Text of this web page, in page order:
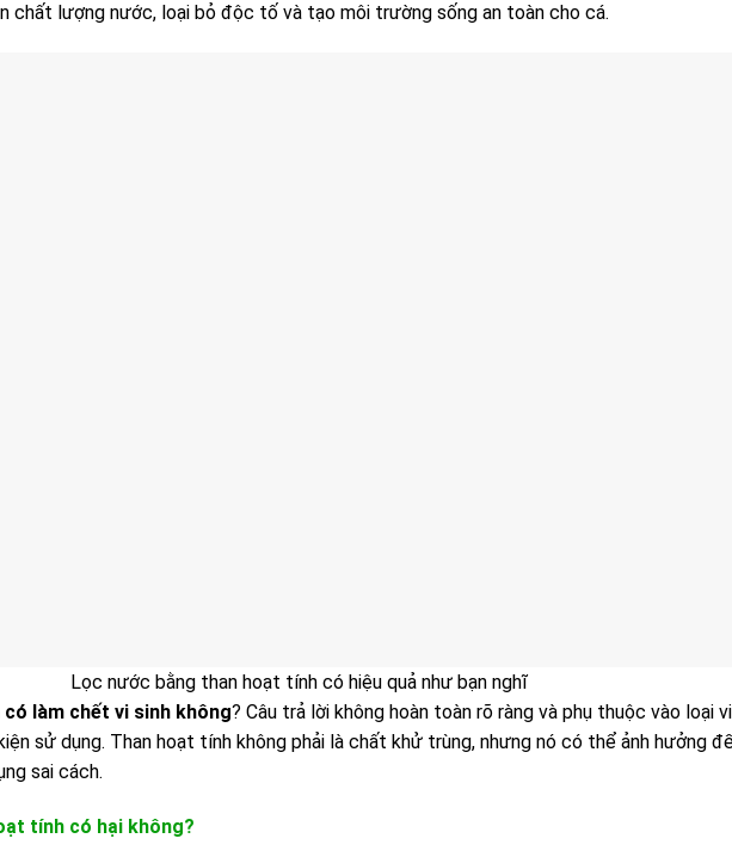
chất lượng nước, loại bỏ độc tố và tạo môi trường sống an toàn cho cá.
Lọc nước bằng than hoạt tính có hiệu quả như bạn nghĩ
làm chết vi sinh không? Câu trả lời không hoàn toàn rõ ràng và phụ thuộc vào loại vi
sử dụng. Than hoạt tính không phải là chất khử trùng, nhưng nó có thể ảnh hưởng
sai cách.
tính có hại không?